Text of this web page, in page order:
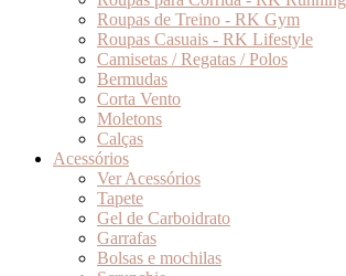
Roupas de Treino - RK Gym
Roupas Casuais - RK Lifestyle
Camisetas / Regatas / Polos
Bermudas
Corta Vento
Moletons
Calças
Acessórios
Ver Acessórios
Tapete
Gel de Carboidrato
Garrafas
Bolsas e mochilas